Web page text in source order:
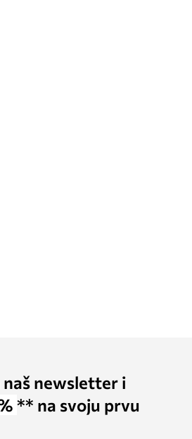
newsletter i
** na svoju prvu